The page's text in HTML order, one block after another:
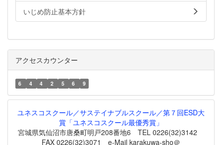
いじめ防止基本方針
アクセスカウンター
6 4 4 2 5 6 9
ユネスコスクール／サステイナブルスクール／第７回ESD大
賞「ユネスコスクール最優秀賞」
宮城県気仙沼市唐桑町明戸208番地6 TEL 0226(32)3142
FAX 0226(32)3071 e-Mail karakuwa-sho＠